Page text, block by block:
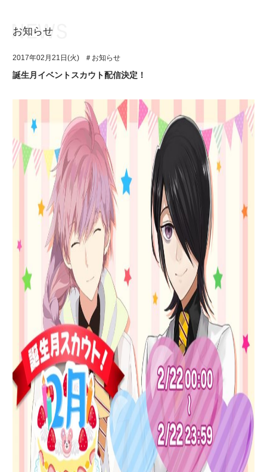
イベント・キャンペーン
ミュージック
グッズ・本
ギャラリー
ユニット&キャラクター
アプリゲーム
イベント・キャンペーン
ミュージック
グッズ・本
ギャラリー
お知らせ
2017年02月21日(火) ＃お知らせ
誕生月イベントスカウト配信決定！